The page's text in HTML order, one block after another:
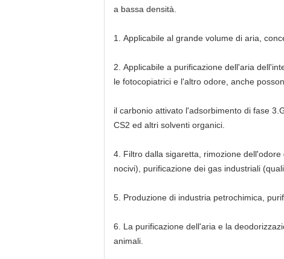
a bassa densità.
1. Applicabile al grande volume di aria,
2. Applicabile a purificazione dell'aria
le fotocopiatrici e l'altro odore, anche
il carbonio attivato l'adsorbimento di fase
CS2 ed altri solventi organici.
4. Filtro dalla sigaretta, rimozione
nocivi), purificazione dei gas industriali
5. Produzione di industria petrochimica,
6. La purificazione dell'aria e la
animali.